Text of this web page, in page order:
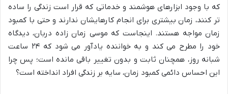
که با وجود ابزارهای هوشمند و خدماتی که قرار است زندگی را ساده
تر کنند، زمان بیشتری برای انجام کارهایشان ندارند و حتی با کمبود
زمان مواجه هستند. اینجاست که موسی زمان زاده دربان، دیدگاه
خود را مطرح می کند و به خواننده یادآور می شود که ۲۴ ساعت
شبانه روز، همچنان ثابت و بدون تغییر باقی مانده است؛ پس چرا
این احساس دائمی کمبود زمان، سایه بر زندگی افراد انداخته است؟